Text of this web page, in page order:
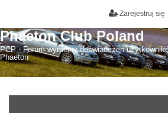
Zarejestruj się
Phaeton Club Poland
PCP - Forum wymiany doświadczeń
Phaeton